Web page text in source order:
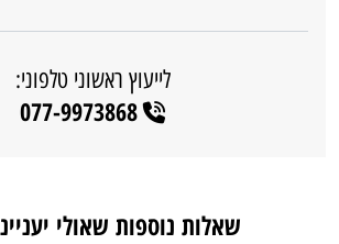
לייעוץ ראשוני טלפוני:
077-9973868
שאלות נוספות שאולי